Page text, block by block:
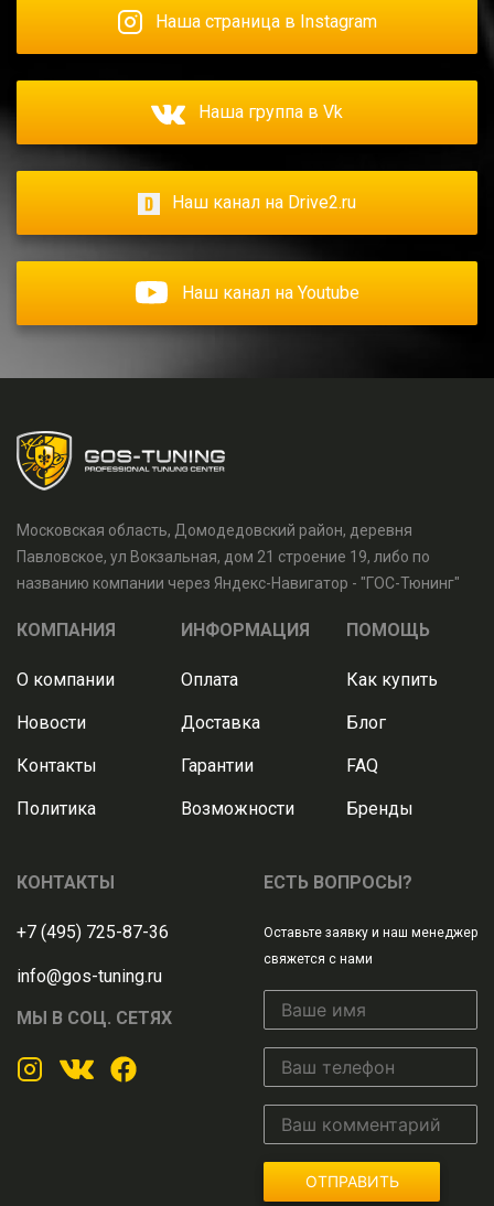
Наша страница в Instagram
Наша группа в Vk
Наш канал на Drive2.ru
Наш канал на Youtube
Московская область, Домодедовский район, деревня
Павловское, ул Вокзальная, дом 21 строение 19, либо по
названию компании через Яндекс-Навигатор - "ГОС-Тюнинг"
КОМПАНИЯ
О компании
Новости
Контакты
Политика
ИНФОРМАЦИЯ
Оплата
Доставка
Гарантии
Возможности
ПОМОЩЬ
Как купить
Блог
FAQ
Бренды
КОНТАКТЫ
+7 (495) 725-87-36
info@gos-tuning.ru
МЫ В СОЦ. СЕТЯХ
ЕСТЬ ВОПРОСЫ?
Оставьте заявку и наш менеджер
свяжется с нами
ОТПРАВИТЬ